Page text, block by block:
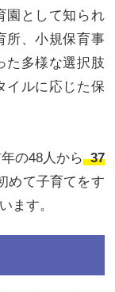
園として知られ
所、小規保育事
た多様な選択肢
イルに応じた保
の48人から 37
めて子育てをす
ます。